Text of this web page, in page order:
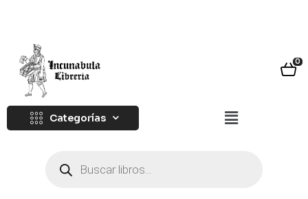
0
Categorías